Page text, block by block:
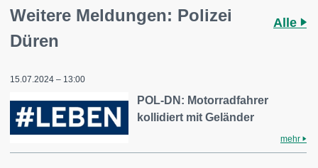
Weitere Meldungen: Polizei
Düren
Alle
15.07.2024 – 13:00
POL-DN: Motorradfahrer
kollidiert mit Geländer
mehr